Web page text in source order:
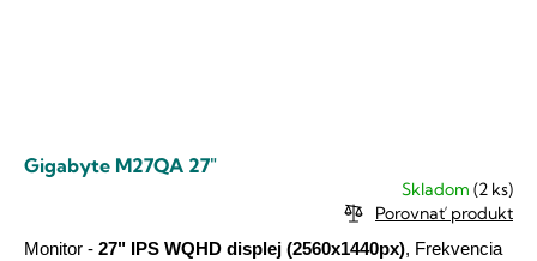
Gigabyte M27QA 27"
Skladom (2 ks)
Porovnať produkt
Monitor - 27" IPS WQHD displej (2560x1440px), Frekvencia